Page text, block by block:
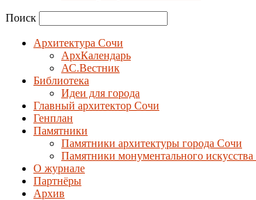
Поиск
Архитектура Сочи
АрхКалендарь
АС.Вестник
Библиотека
Идеи для города
Главный архитектор Сочи
Генплан
Памятники
Памятники архитектуры города Сочи
Памятники монументального
О журнале
Партнёры
Архив